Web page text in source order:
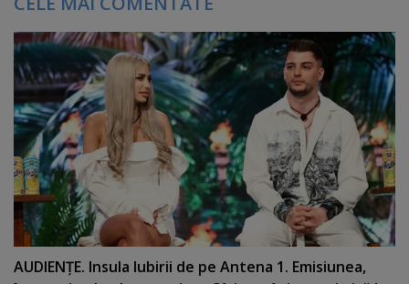
AUDIENŢE. Insula Iubirii de pe Antena 1. Emisiunea,